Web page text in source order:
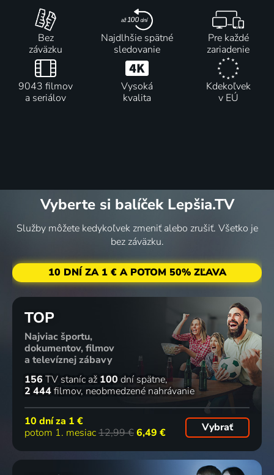
Bez
záväzku
Najdlhšie spätné
sledovanie
Pre každé
zariadenie
9043 filmov
a seriálov
Vysoká
kvalita
Kdekoľvek
v EÚ
Vyberte si balíček Lepšia.TV
Služby môžete kedykoľvek zmeniť alebo zrušiť. Všetko je
bez záväzku.
10 DNÍ ZA 1 € A POTOM 50% ZĽAVA
TOP
Najviac športu,
dokumentov, filmov
a televíznej zábavy
156 TV staníc až 100 dní spätne
2 444filmov neobmedzené nahrávanie
10 dní za 1 €
potom 1. mesiac12,99 €6,49 € Vybrať